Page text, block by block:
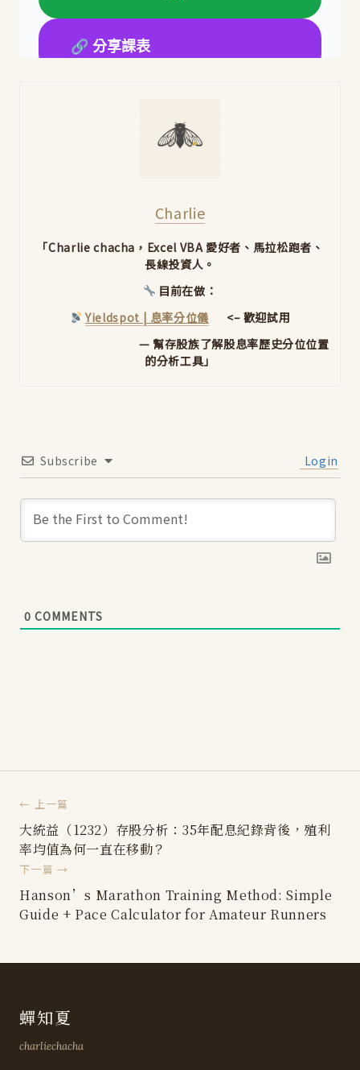
Charlie
「Charlie chacha，Excel VBA 愛好者、馬拉松跑者、
長線投資人。
目前在做：
Yieldspot | 息率分位儀 <– 歡迎試用
— 幫存股族了解股息率歷史分位位置
的分析工具」
Subscribe Login
0 COMMENTS
← 上一篇
大統益（1232）存股分析：35年配息紀錄背後，殖利
率均值為何一直在移動？
下一篇 →
Hanson’s Marathon Training Method: Simple
Guide + Pace Calculator for Amateur Runners
蟬知夏
charliechacha